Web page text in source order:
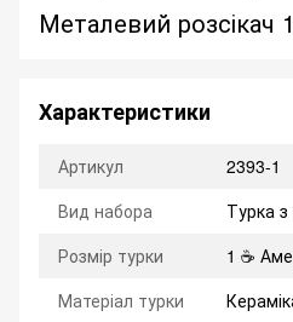
Металевий розсікач
Характеристики
Артикул
2393-1
Вид набора
Турка
Розмір турки
1 ☕
Матеріал турки